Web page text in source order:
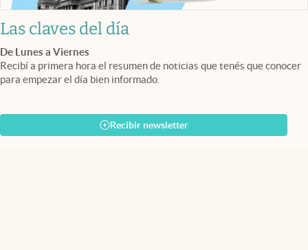
Las claves del día
De Lunes a Viernes
Recibí a primera hora el resumen de noticias que tenés que conocer
para empezar el día bien informado.
Recibir newsletter